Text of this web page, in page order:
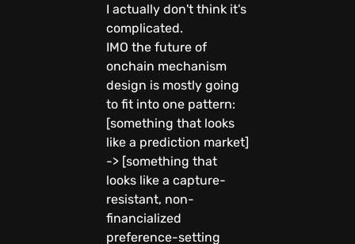
I actually don't think it's
complicated.
IMO the future of
onchain mechanism
design is mostly going
to fit into one pattern:
[something that looks
like a prediction market]
-> [something that
looks like a capture-
resistant, non-
financialized
preference-setting